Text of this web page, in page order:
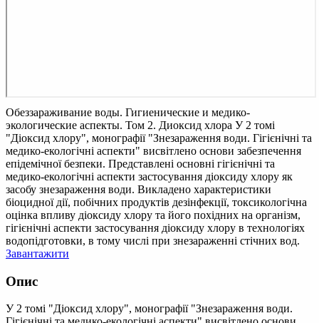
Обеззараживание воды. Гигиенические и медико-
экологические аспекты. Том 2. Диоксид хлора У 2 томі
"Діоксид хлору", монографії "Знезараження води. Гігієнічні та
медико-екологічні аспекти" висвітлено основи забезпечення
епідемічної безпеки. Представлені основні гігієнічні та
медико-екологічні аспекти застосування діоксиду хлору як
засобу знезараження води. Викладено характеристики
біоцидної дії, побічних продуктів дезінфекції, токсикологічна
оцінка впливу діоксиду хлору та його похідних на організм,
гігієнічні аспекти застосування діоксиду хлору в технологіях
водопідготовки, в тому числі при знезараженні стічних вод.
Завантажити
Опис
У 2 томі "Діоксид хлору", монографії "Знезараження води.